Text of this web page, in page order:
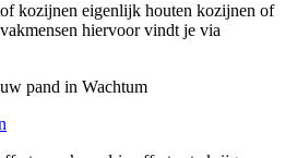
kozijnen eigenlijk houten kozijnen of
hiervoor vindt je via
pand in Wachtum